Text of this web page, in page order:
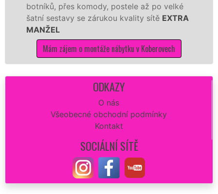
botníků, přes komody, postele až po velké
šatní sestavy se zárukou kvality sítěEXTRA
MANŽEL
Mám zájem o montáže nábytku v Koberovech
ODKAZY
O nás
Všeobecné obchodní podmínky
Kontakt
SOCIÁLNÍ SÍTĚ